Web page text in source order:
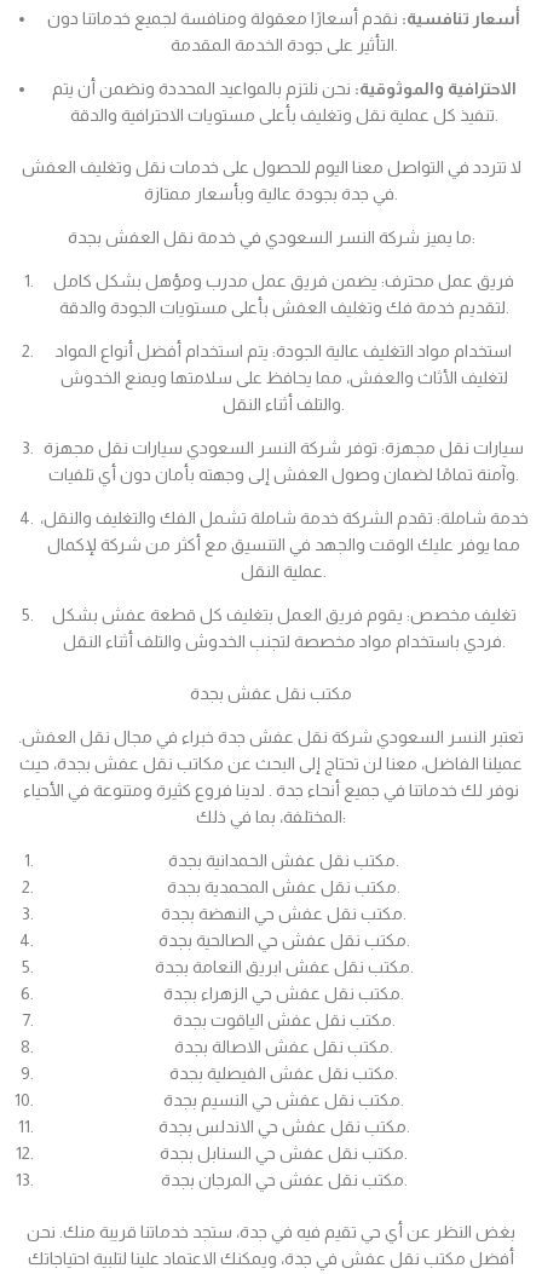
أسعار تنافسية: نقدم أسعارًا معقولة ومنافسة لجميع خدماتنا دون
الاحترافية والموثوقية: نحن نلتزم بالمواعيد المحددة ونضمن أن يتم
لا تتردد في التواصل معنا اليوم للحصول على خدمات نقل وتغليف العفش
ما يميز شركة النسر السعودي في خدمة نقل العفش بجدة:
فريق عمل محترف: يضمن فريق عمل مدرب ومؤهل بشكل كامل
استخدام مواد التغليف عالية الجودة: يتم استخدام أفضل أنواع المواد
لتغليف الأثاث والعفش، مما يحافظ على سلامتها ويمنع الخدوش
سيارات نقل مجهزة: توفر شركة النسر السعودي سيارات نقل مجهزة
خدمة شاملة: تقدم الشركة خدمة شاملة تشمل الفك والتغليف والنقل،
مما يوفر عليك الوقت والجهد في التنسيق مع أكثر من شركة لإكمال
تغليف مخصص: يقوم فريق العمل بتغليف كل قطعة عفش بشكل
مكتب نقل عفش بجدة
تعتبر النسر السعودي شركة نقل عفش جدة خبراء في مجال نقل العفش.
عميلنا الفاضل، معنا لن تحتاج إلى البحث عن مكاتب نقل عفش بجدة، حيث
نوفر لك خدماتنا في جميع أنحاء جدة . لدينا فروع كثيرة ومتنوعة في الأحياء
المختلفة، بما في ذلك:
بغض النظر عن أي حي تقيم فيه في جدة، ستجد خدماتنا قريبة منك. نحن
أفضل مكتب نقل عفش في جدة، ويمكنك الاعتماد علينا لتلبية احتياجاتك